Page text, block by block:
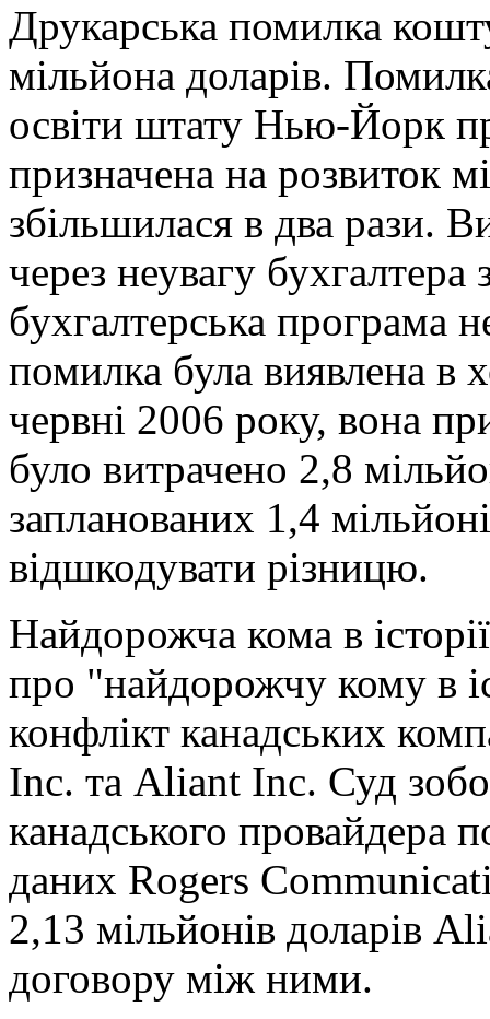
Друкарська помилка
мільйона доларів.
освіти штату Нью-Йорк
призначена на розвиток
збільшилася в два рази.
через неувагу бухгалтера
бухгалтерська програма
помилка була виявлена в
червні 2006 року, вона
було витрачено 2,8
запланованих 1,4
відшкодувати різницю.
Найдорожча кома в
про "найдорожчу кому в
конфлікт канадських
Inc. та Aliant Inc. Суд
канадського провайдера
даних Rogers
2,13 мільйонів доларів
договору між ними.